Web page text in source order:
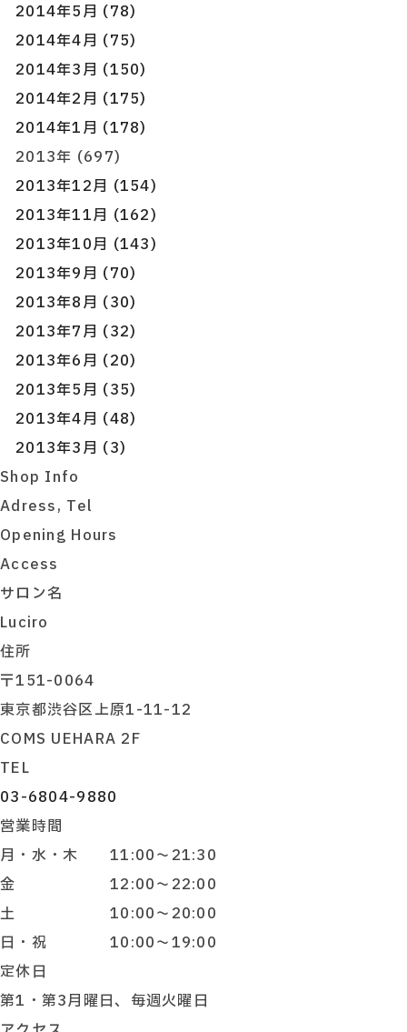
2014年5月 (78)
2014年4月 (75)
2014年3月 (150)
2014年2月 (175)
2014年1月 (178)
2013年 (697)
2013年12月 (154)
2013年11月 (162)
2013年10月 (143)
2013年9月 (70)
2013年8月 (30)
2013年7月 (32)
2013年6月 (20)
2013年5月 (35)
2013年4月 (48)
2013年3月 (3)
Shop Info
Adress, Tel
Opening Hours
Access
サロン名
Luciro
住所
〒151-0064
東京都渋谷区上原1-11-12
COMS UEHARA 2F
TEL
03-6804-9880
営業時間
月・水・木 11:00～21:30
金 12:00～22:00
土 10:00～20:00
日・祝 10:00～19:00
定休日
第1・第3月曜日、毎週火曜日